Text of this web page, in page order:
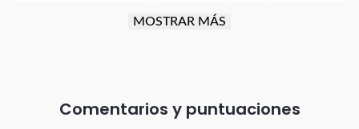
oscuro para colores café, azul oscuro, grises y negro y usar
tacón). - Debes tener especial cuidado con el vestuario que
uses; ya que, debido al tratamiento de tintura utilizado en
MOSTRAR MÁS
Comentarios